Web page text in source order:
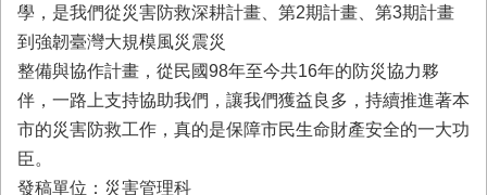
受
贈
與
公
開
徵
信
學，是我們從災害防救深耕計畫、第2期計畫、第3期計畫
到強韌臺灣大規模風災震災
整備與協作計畫，從民國98年至今共16年的防災協力夥
伴，一路上支持協助我們，讓我們獲益良多，持續推進著本
市的災害防救工作，真的是保障市民生命財產安全的一大功
臣。
發稿單位：災害管理科